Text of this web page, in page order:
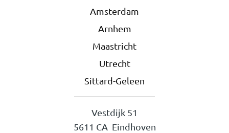
Amsterdam
Arnhem
Maastricht
Utrecht
Sittard-Geleen
Vestdijk 51
5611 CA Eindhoven